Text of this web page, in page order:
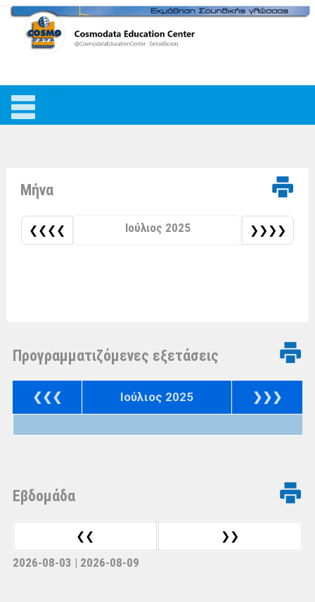
Μήνα
❮❮❮❮ Ιούλιος 2025 ❯❯❯❯
Προγραμματιζόμενες εξετάσεις
❮❮❮ Ιούλιος 2025 ❯❯❯
Eβδομάδα
❮❮ ❯❯
2026-08-03 | 2026-08-09